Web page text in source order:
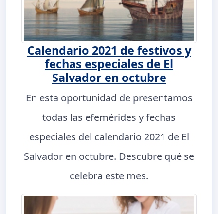
Calendario 2021 de festivos y
fechas especiales de El
Salvador en octubre
En esta oportunidad de presentamos
todas las efemérides y fechas
especiales del calendario 2021 de El
Salvador en octubre. Descubre qué se
celebra este mes.